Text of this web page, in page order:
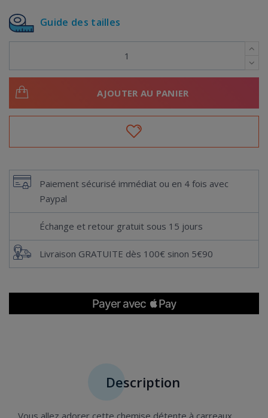
Guide des tailles
AJOUTER AU PANIER
Paiement sécurisé immédiat ou en 4 fois avec
Paypal
Échange et retour gratuit sous 15 jours
Livraison GRATUITE dès 100€ sinon 5€90
Description
Vous allez adorer cette chemise détente à carreaux.